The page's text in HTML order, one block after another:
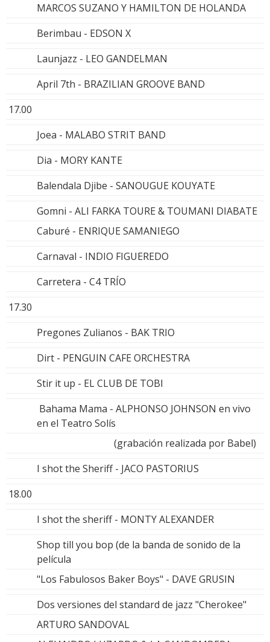
MARCOS SUZANO Y HAMILTON DE HOLANDA
Berimbau - EDSON X
Launjazz - LEO GANDELMAN
April 7th - BRAZILIAN GROOVE BAND
17.00
Joea - MALABO STRIT BAND
Dia - MORY KANTE
Balendala Djibe - SANOUGUE KOUYATE
Gomni - ALI FARKA TOURE & TOUMANI DIABATE
Caburé - ENRIQUE SAMANIEGO
Carnaval - INDIO FIGUEREDO
Carretera - C4 TRÍO
17.30
Pregones Zulianos - BAK TRIO
Dirt - PENGUIN CAFE ORCHESTRA
Stir it up - EL CLUB DE TOBI
Bahama Mama - ALPHONSO JOHNSON en vivo
en el Teatro Solís
(grabación realizada por Babel)
I shot the Sheriff - JACO PASTORIUS
18.00
I shot the sheriff - MONTY ALEXANDER
Shop till you bop (de la banda de sonido de la
película
"Los Fabulosos Baker Boys" - DAVE GRUSIN
Dos versiones del standard de jazz "Cherokee"
ARTURO SANDOVAL